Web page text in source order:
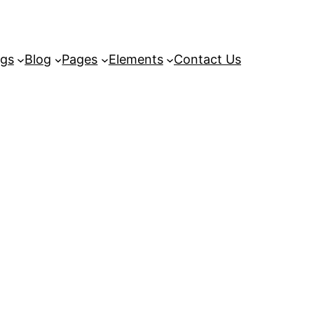
Blog Pages Elements Contact Us